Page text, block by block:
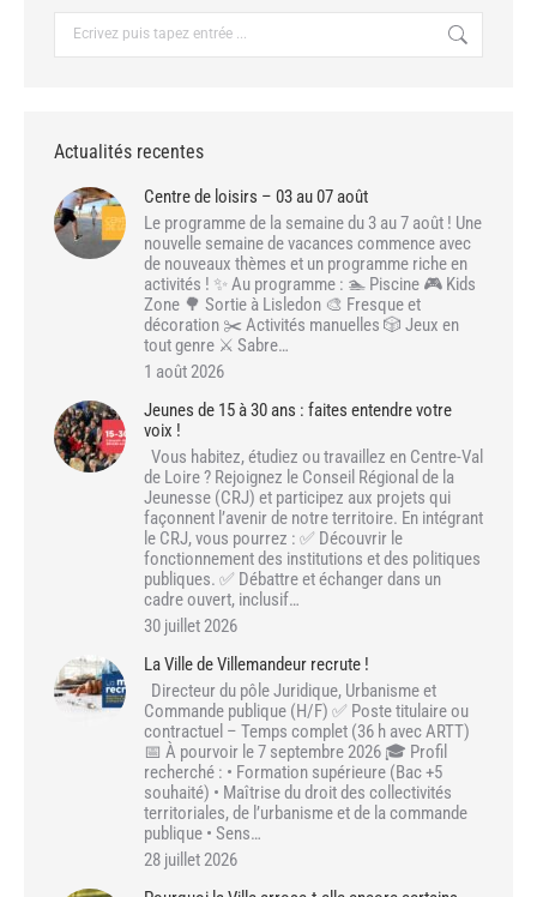
Actualités recentes
Centre de loisirs – 03 au 07 août
Le programme de la semaine du 3 au 7 août ! Une
nouvelle semaine de vacances commence avec
de nouveaux thèmes et un programme riche en
activités ! ✨ Au programme : 🏊 Piscine 🎮 Kids
Zone 🌳 Sortie à Lisledon 🎨 Fresque et
décoration ✂️ Activités manuelles 🎲 Jeux en
tout genre ⚔️ Sabre…
1 août 2026
Jeunes de 15 à 30 ans : faites entendre votre
voix !
Vous habitez, étudiez ou travaillez en Centre-Val
de Loire ? Rejoignez le Conseil Régional de la
Jeunesse (CRJ) et participez aux projets qui
façonnent l’avenir de notre territoire. En intégrant
le CRJ, vous pourrez : ✅ Découvrir le
fonctionnement des institutions et des politiques
publiques. ✅ Débattre et échanger dans un
cadre ouvert, inclusif…
30 juillet 2026
La Ville de Villemandeur recrute !
Directeur du pôle Juridique, Urbanisme et
Commande publique (H/F) ✅ Poste titulaire ou
contractuel – Temps complet (36 h avec ARTT)
📅 À pourvoir le 7 septembre 2026 🎓 Profil
recherché : • Formation supérieure (Bac +5
souhaité) • Maîtrise du droit des collectivités
territoriales, de l’urbanisme et de la commande
publique • Sens…
28 juillet 2026